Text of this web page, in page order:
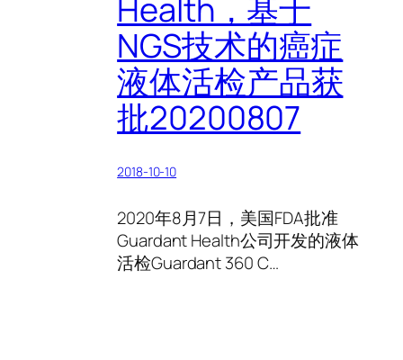
Health，基于
NGS技术的癌症
液体活检产品获
批20200807
2018-10-10
2020年8月7日，美国FDA批准
Guardant Health公司开发的液体
活检Guardant 360 C…